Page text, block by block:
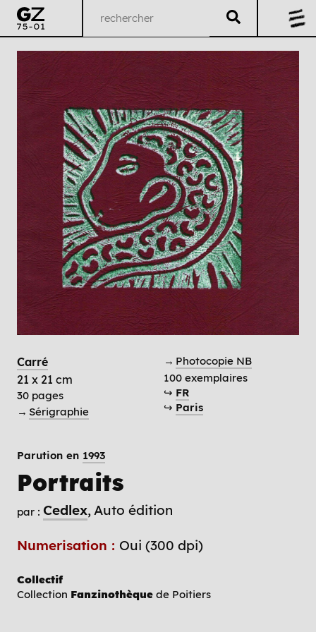
Carré
21 x 21 cm
30 pages
→ Sérigraphie
→ Photocopie NB
100 exemplaires
↪ FR
↪ Paris
Parution en 1993
Portraits
par : Cedlex Auto édition
Numerisation : Oui (300 dpi)
Collectif
Collection Fanzinothèque de Poitiers